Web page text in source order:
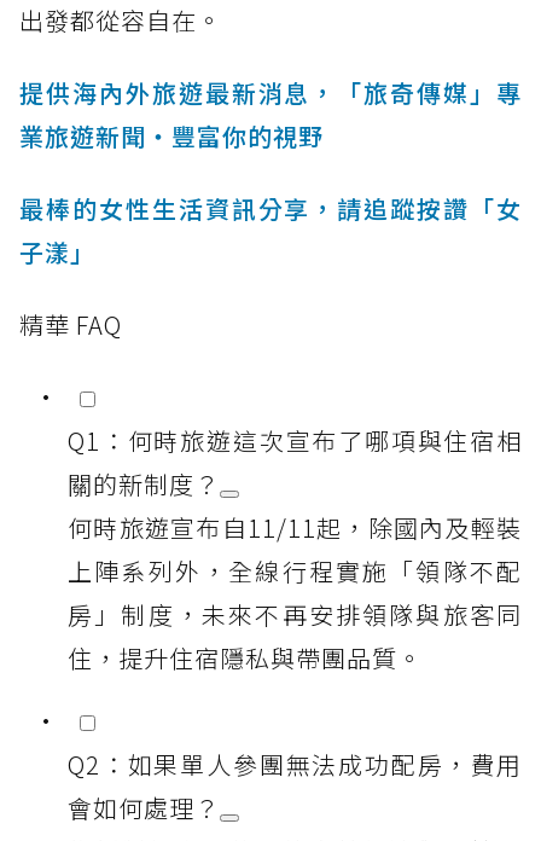
出發都從容自在。
提供海內外旅遊最新消息，「旅奇傳媒」專
業旅遊新聞‧豐富你的視野
最棒的女性生活資訊分享，請追蹤按讚「女
子漾」
精華 FAQ
Q1：何時旅遊這次宣布了哪項與住宿相
關的新制度？
何時旅遊宣布自11/11起，除國內及輕裝
上陣系列外，全線行程實施「領隊不配
房」制度，未來不再安排領隊與旅客同
住，提升住宿隱私與帶團品質。
Q2：如果單人參團無法成功配房，費用
會如何處理？